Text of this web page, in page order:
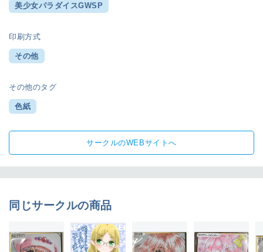
美少女パラダイスGWSP
印刷方式
その他
その他のタグ
色紙
サークルのWEBサイトへ
同じサークルの商品